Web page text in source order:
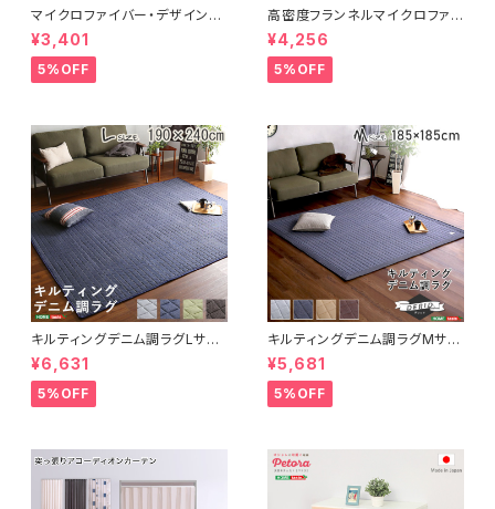
マイクロファイバー・デザインラ
グマットMサイズ（185×185cm）
洗えるラグマット 【WASHFA2】
FRG-D2-M
¥3,401
5%OFF
高密度フランネルマイクロファイ
バー・ラグマットLサイズ（200×2
50cm）洗えるラグマット｜ナル
トレア
¥4,256
5%OFF
キルティングデニム調ラグLサイ
ズ(190x240cm)オールシーズ
ン、滑り止め付き、手洗い対応【D
erid-デリッド-】 DRG-L
¥6,631
5%OFF
キルティングデニム調ラグMサイ
ズ(185x185cm)オールシーズ
ン、滑り止め付き、手洗い対応【D
erid-デリッド-】 DRG-M
¥5,681
5%OFF